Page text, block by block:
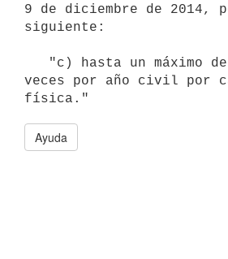
9 de diciembre de 2014,
siguiente:
veces por año civil por
Ayuda